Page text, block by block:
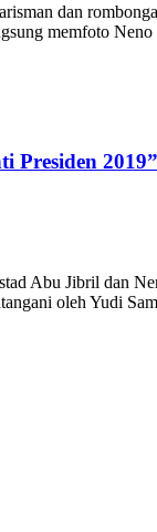
dan
memfoto
Presiden 2019”
Abu Jibril dan
oleh Yudi